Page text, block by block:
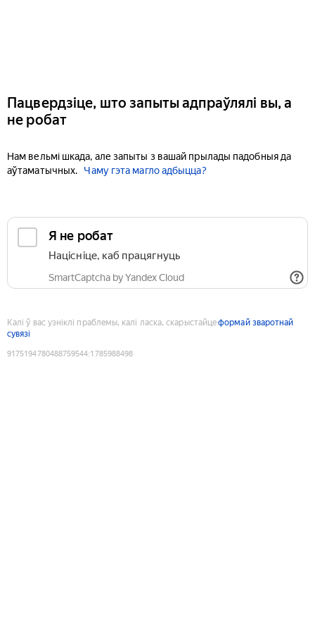
Пацвердзіце, што запыты адпраўлялі вы, а
не робат
Нам вельмі шкада, але запыты з вашай прылады падобныя да
аўтаматычных.
Чаму гэта магло адбыцца?
Я не робат
Націсніце, каб працягнуць
SmartCaptcha by Yandex Cloud
Калі ў вас узніклі праблемы, калі ласка, скарыстайцеформай зваротнай
сувязі
9175194780488759544:1785988498